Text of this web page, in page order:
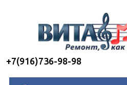
+7(916)736-98-98